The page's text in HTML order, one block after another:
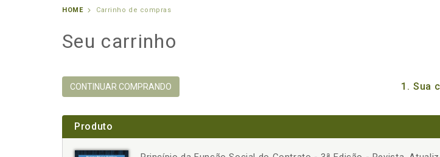
HOME Carrinho de compras
Seu carrinho
CONTINUAR COMPRANDO 1. Sua
Produto